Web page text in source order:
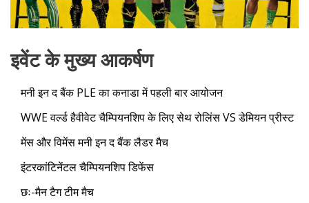
इवेंट के मुख्य आकर्षण
मनी इन द बैंक PLE का कनाडा में पहली बार आयोजन
WWE वर्ल्ड हैवीवेट चैम्पियनशिप के लिए सेथ रोलिंस VS डेमियन प्रीस्ट
मेंस और विमेंस मनी इन द बैंक लैडर मैच
इंटरकांटिनेंटल चैम्पियनशिप डिफेंस
छः-मैन टैग टीम मैच